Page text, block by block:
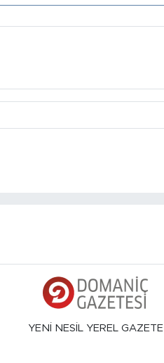
YENİ NESİL YEREL GAZETE